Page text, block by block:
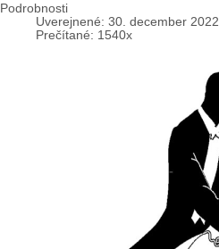
Podrobnosti
Uverejnené: 30. december 2022
Prečítané: 1540x